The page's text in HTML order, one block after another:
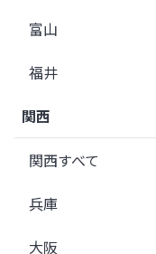
富山
福井
関西
関西すべて
兵庫
大阪